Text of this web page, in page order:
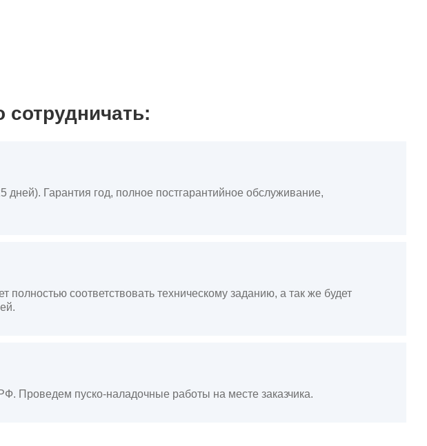
дней). Гарантия год, полное постгарантийное обслуживание,
полностью соответствовать техническому заданию, а так же будет
Проведем пуско-наладочные работы на месте заказчика.